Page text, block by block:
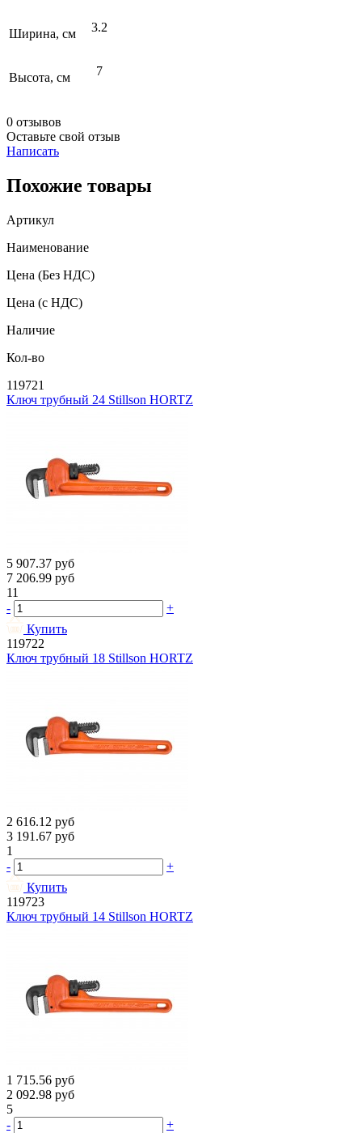
Ширина, см 3.2
Высота, см 7
0 отзывов
Оставьте свой отзыв
Написать
Похожие товары
Артикул
Наименование
Цена (Без НДС)
Цена (с НДС)
Наличие
Кол-во
119721
Ключ трубный 24 Stillson HORTZ
5 907.37 руб
7 206.99 руб
11
-
+
Купить
119722
Ключ трубный 18 Stillson HORTZ
2 616.12 руб
3 191.67 руб
1
-
+
Купить
119723
Ключ трубный 14 Stillson HORTZ
1 715.56 руб
2 092.98 руб
5
-
+